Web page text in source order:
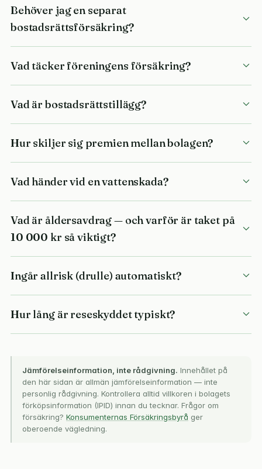
Behöver jag en separat
bostadsrättsförsäkring?
Vad täcker föreningens försäkring?
Vad är bostadsrättstillägg?
Hur skiljer sig premien mellan bolagen?
Vad händer vid en vattenskada?
Vad är åldersavdrag — och varför är taket på
10 000 kr så viktigt?
Ingår allrisk (drulle) automatiskt?
Hur lång är reseskyddet typiskt?
Jämförelseinformation, inte rådgivning. Innehållet på
den här sidan är allmän jämförelseinformation — inte
personlig rådgivning. Kontrollera alltid villkoren i bolagets
förköpsinformation (IPID) innan du tecknar. Frågor om
försäkring? Konsumenternas Försäkringsbyrå ger
oberoende vägledning.